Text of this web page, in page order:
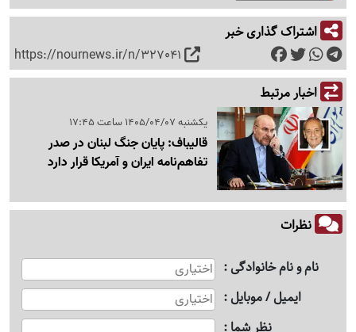
اشتراک گذاری خبر
https://nournews.ir/n/327041
اخبار مرتبط
یکشنبه 1405/04/07 ساعت 17:45
قالیباف: پایان جنگ لبنان در صدر
تفاهم‌نامه ایران و آمریکا قرار دارد
نظرات
نام و نام خانوادگی
ایمیل / موبایل
نظر شما